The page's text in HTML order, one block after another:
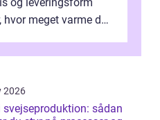
hvor meget varme du
2026
svejseproduktion: sådan